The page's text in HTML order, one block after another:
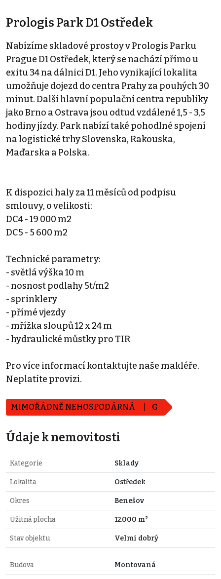
Prologis Park D1 Ostředek
Nabízíme skladové prostoy v Prologis Parku
Prague D1 Ostředek, který se nachází přímo u
exitu 34 na dálnici D1. Jeho vynikající lokalita
umožňuje dojezd do centra Prahy za pouhých 30
minut. Další hlavní populační centra republiky
jako Brno a Ostrava jsou odtud vzdálené 1,5 - 3,5
hodiny jízdy. Park nabízí také pohodlné spojení
na logistické trhy Slovenska, Rakouska,
Maďarska a Polska.
K dispozici haly za 11 měsíců od podpisu
smlouvy, o velikosti:
DC4 - 19 000 m2
DC5 - 5 600 m2
Technické parametry:
- světlá výška 10 m
- nosnost podlahy 5t/m2
- sprinklery
- přímé vjezdy
- mřížka sloupů 12 x 24 m
- hydraulické můstky pro TIR
Pro více informací kontaktujte naše makléře.
Neplatíte provizi.
MIMOŘÁDNĚ NEHOSPODÁRNÁ G
Údaje k nemovitosti
Kategorie Sklady
Lokalita Ostředek
Okres Benešov
Užitná plocha 12.000 m²
Stav objektu Velmi dobrý
Budova Montovaná